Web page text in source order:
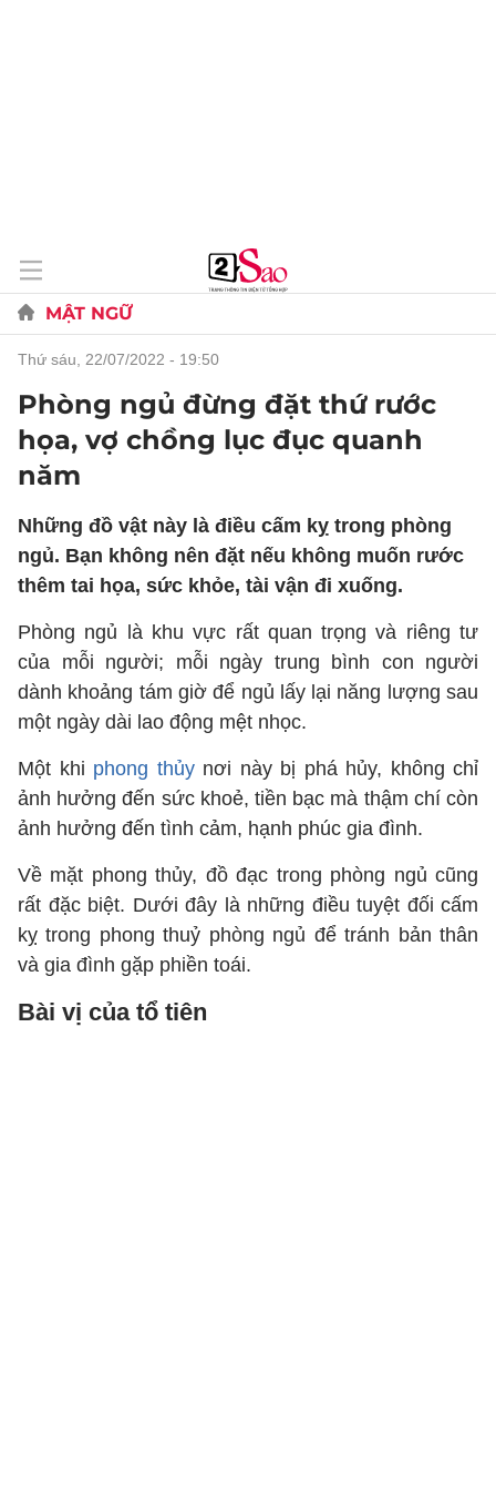
MẬT NGỮ
thứ sáu, 22/07/2022 - 19:50
Phòng ngủ đừng đặt thứ rước
họa, vợ chồng lục đục quanh
năm
Những đồ vật này là điều cấm kỵ trong phòng
ngủ. Bạn không nên đặt nếu không muốn rước
thêm tai họa, sức khỏe, tài vận đi xuống.
Phòng ngủ là khu vực rất quan trọng và riêng tư
của mỗi người; mỗi ngày trung bình con người
dành khoảng tám giờ để ngủ lấy lại năng lượng sau
một ngày dài lao động mệt nhọc.
Một khi phong thủynơi này bị phá hủy, không chỉ
ảnh hưởng đến sức khoẻ, tiền bạc mà thậm chí còn
ảnh hưởng đến tình cảm, hạnh phúc gia đình.
Về mặt phong thủy, đồ đạc trong phòng ngủ cũng
rất đặc biệt. Dưới đây là những điều tuyệt đối cấm
kỵ trong phong thuỷ phòng ngủ để tránh bản thân
và gia đình gặp phiền toái.
Bài vị của tổ tiên